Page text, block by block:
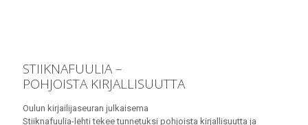
STIIKNAFUULIA –
POHJOISTA KIRJALLISUUTTA
Oulun kirjailijaseuran julkaisema
Stiiknafuulia-lehti tekee tunnetuksi pohjoista kirjallisuutta ja